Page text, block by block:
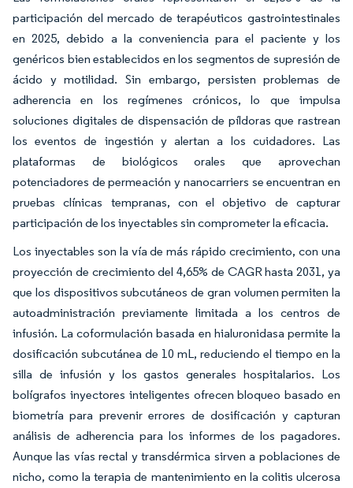
participación del mercado de terapéuticos gastrointestinales
en 2025, debido a la conveniencia para el paciente y los
genéricos bien establecidos en los segmentos de supresión de
ácido y motilidad. Sin embargo, persisten problemas de
adherencia en los regímenes crónicos, lo que impulsa
soluciones digitales de dispensación de píldoras que rastrean
los eventos de ingestión y alertan a los cuidadores. Las
plataformas de biológicos orales que aprovechan
potenciadores de permeación y nanocarriers se encuentran en
pruebas clínicas tempranas, con el objetivo de capturar
participación de los inyectables sin comprometer la eficacia.
Los inyectables son la vía de más rápido crecimiento, con una
proyección de crecimiento del 4,65% de CAGR hasta 2031, ya
que los dispositivos subcutáneos de gran volumen permiten la
autoadministración previamente limitada a los centros de
infusión. La coformulación basada en hialuronidasa permite la
dosificación subcutánea de 10 mL, reduciendo el tiempo en la
silla de infusión y los gastos generales hospitalarios. Los
bolígrafos inyectores inteligentes ofrecen bloqueo basado en
biometría para prevenir errores de dosificación y capturan
análisis de adherencia para los informes de los pagadores.
Aunque las vías rectal y transdérmica sirven a poblaciones de
nicho, como la terapia de mantenimiento en la colitis ulcerosa